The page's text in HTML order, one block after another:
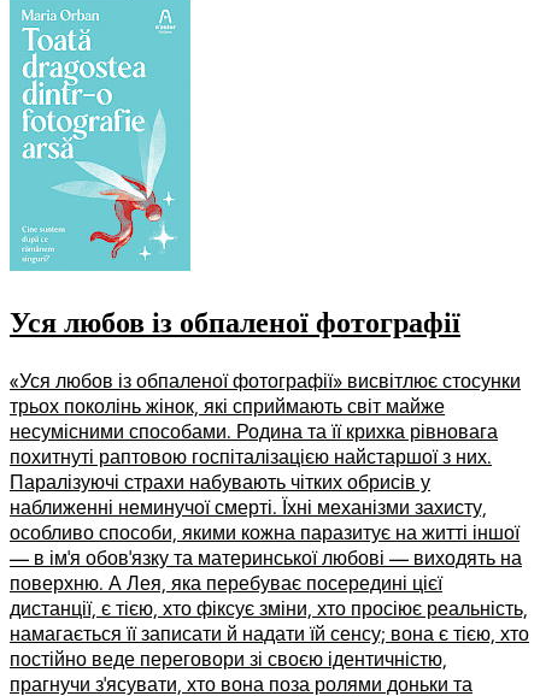
Уся любов із обпаленої фотографії
«Уся любов із обпаленої фотографії» висвітлює стосунки
трьох поколінь жінок, які сприймають світ майже
несумісними способами. Родина та її крихка рівновага
похитнуті раптовою госпіталізацією найстаршої з них.
Паралізуючі страхи набувають чітких обрисів у
наближенні неминучої смерті. Їхні механізми захисту,
особливо способи, якими кожна паразитує на житті іншої
— в ім’я обов’язку та материнської любові — виходять на
поверхню. А Лея, яка перебуває посередині цієї
дистанції, є тією, хто фіксує зміни, хто просіює реальність,
намагається її записати й надати їй сенсу; вона є тією, хто
постійно веде переговори зі своєю ідентичністю,
прагнучи з’ясувати, хто вона поза ролями доньки та